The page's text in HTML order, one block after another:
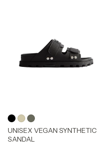
UNISEX VEGAN SYNTHETIC
SANDAL